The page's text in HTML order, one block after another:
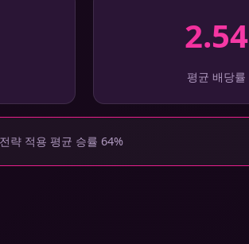
2.54
평균 배당률
략 적용 평균 승률 64%